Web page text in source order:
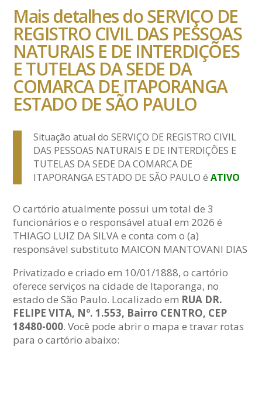
Mais detalhes do SERVIÇO DE
REGISTRO CIVIL DAS PESSOAS
NATURAIS E DE INTERDIÇÕES
E TUTELAS DA SEDE DA
COMARCA DE ITAPORANGA
ESTADO DE SÃO PAULO
Situação atual do SERVIÇO DE REGISTRO CIVIL
DAS PESSOAS NATURAIS E DE INTERDIÇÕES E
TUTELAS DA SEDE DA COMARCA DE
ITAPORANGA ESTADO DE SÃO PAULO éATIVO
O cartório atualmente possui um total de 3
funcionários e o responsável atual em 2026 é
THIAGO LUIZ DA SILVA e conta com o (a)
responsável substituto MAICON MANTOVANI DIAS
Privatizado e criado em 10/01/1888, o cartório
oferece serviços na cidade de Itaporanga, no
estado de São Paulo. Localizado em RUA DR.
FELIPE VITA, Nº. 1.553, Bairro CENTRO, CEP
18480-000. Você pode abrir o mapa e travar rotas
para o cartório abaixo: